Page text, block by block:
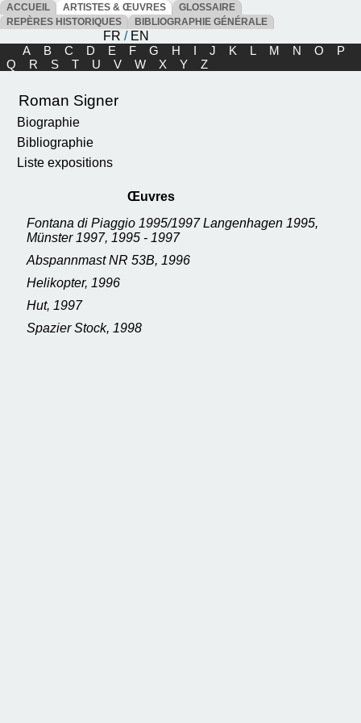
ACCUEIL ARTISTES & ŒUVRES
GLOSSAIRE
REPÈRES HISTORIQUES
BIBLIOGRAPHIE GÉNÉRALE
FR / EN
A
B C D E F G H I J K L M N O
P
Q
R S T U V W X Y Z